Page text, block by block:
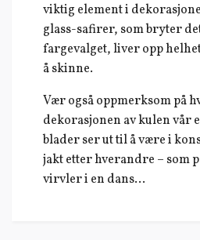
viktig element i
glass-safirer, som bryter
fargevalget, liver opp
å skinne.
Vær også oppmerksom på
dekorasjonen av kulen vår
blader ser ut til å være i
jakt etter hverandre – som
virvler i en dans...